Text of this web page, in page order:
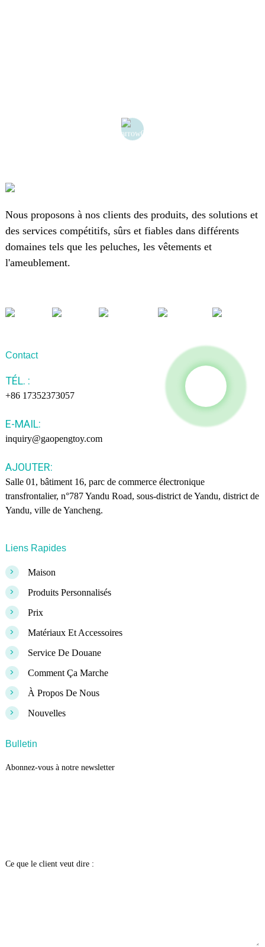
Nous proposons à nos clients des produits, des solutions et
des services compétitifs, sûrs et fiables dans différents
domaines tels que les peluches, les vêtements et
l'ameublement.
Contact
TÉL. :
+86 17352373057
E-MAIL:
inquiry@gaopengtoy.com
AJOUTER:
Salle 01, bâtiment 16, parc de commerce électronique
transfrontalier, n°787 Yandu Road, sous-district de Yandu, district de
Yandu, ville de Yancheng.
Liens Rapides
> Maison
> Produits Personnalisés
> Prix
> Matériaux Et Accessoires
> Service De Douane
> Comment Ça Marche
> À Propos De Nous
> Nouvelles
Bulletin
Abonnez-vous à notre newsletter
Ce que le client veut dire :